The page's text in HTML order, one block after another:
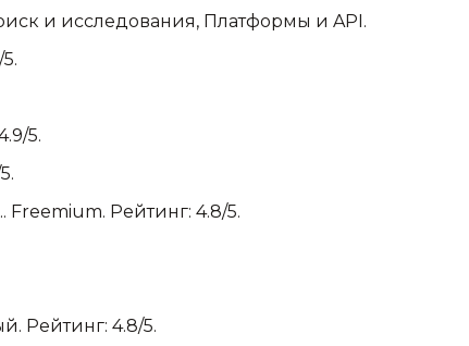
и исследования, Платформы и API.
5.
. Freemium. Рейтинг: 4.8/5.
Рейтинг: 4.8/5.